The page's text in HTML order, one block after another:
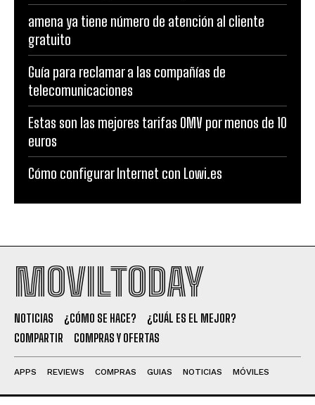
amena ya tiene número de atención al cliente
gratuito
Guía para reclamar a las compañías de
telecomunicaciones
Estas son las mejores tarifas OMV por menos de 10
euros
Cómo configurar Internet con Lowi.es
MOVILTODAY
NOTICIAS ¿CÓMO SE HACE?
¿CUÁL ES EL MEJOR?
COMPARTIR
COMPRAS Y OFERTAS
APPS REVIEWS COMPRAS GUIAS NOTICIAS MÓVILES